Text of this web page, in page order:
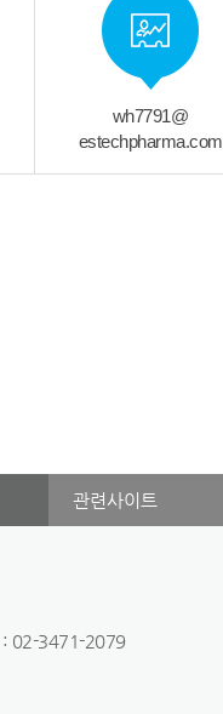
wh7791@
estechpharma.com
관련사이트
: 02-3471-2079